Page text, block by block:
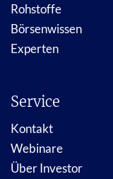
Rohstoffe
Börsenwissen
Experten
Service
Kontakt
Webinare
Über Investor